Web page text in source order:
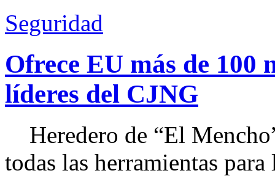
Seguridad
Ofrece EU más de 100
líderes del CJNG
Heredero de “El
todas las herramientas